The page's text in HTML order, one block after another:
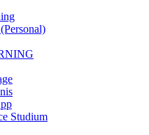
Studium